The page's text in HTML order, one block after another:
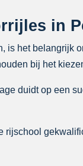
in
is het
bij het
duidt op een
rijschool